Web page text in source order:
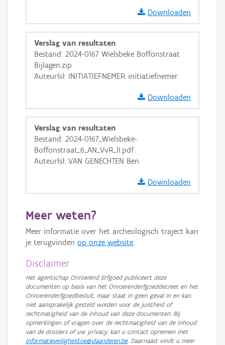
Basis Lagen
OSM-Basiskaart
GRB-Basiskaart
GRB-Basiskaart in grijswaarden
Downloaden
Verslag van resultaten
Bestand: 2024-0167 Wielsbeke Boffonstraat
Bijlagen.zip
Auteur(s): INITIATIEFNEMER initiatiefnemer
Downloaden
Verslag van resultaten
Bestand: 2024-0167_Wielsbeke-
Boffonstraat_6_AN_VvR_II.pdf
Auteur(s): VAN GENECHTEN Ben
Downloaden
Meer weten?
Meer informatie over het archeologisch traject kan
je terugvinden op onze website.
Disclaimer
Het agentschap Onroerend Erfgoed publiceert deze
documenten op basis van het Onroerenderfgoeddecreet en het
Onroerenderfgoedbesluit, maar staat in geen geval in en kan
niet aansprakelijk gesteld worden voor de juistheid of
rechtmatigheid van de inhoud van deze documenten. Bij
opmerkingen of vragen over de rechtmatigheid van de inhoud
van de dossiers of uw privacy, kan u contact opnemen met
informatieveiligheid.oe@vlaanderen.be. Daarnaast vindt u meer